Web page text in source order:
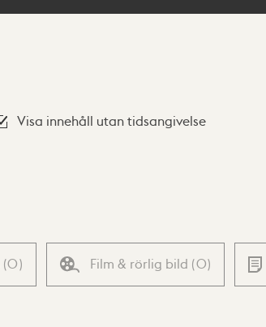
Visa innehåll utan tidsangivelse
(0) Film & rörlig bild (0)